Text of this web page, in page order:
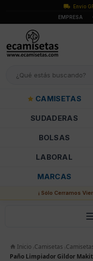
Envío
EMPRESA
CAMISETAS
SUDADERAS
BOLSAS
LABORAL
MARCAS
¡ Sólo Cerramos
Inicio Camisetas
Paño Limpiador Gildor